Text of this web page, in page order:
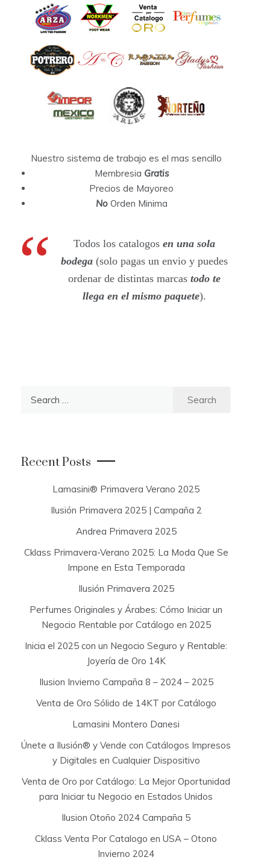
Nuestro sistema de trabajo es el mas sencillo
Membresia Gratis
Precios de Mayoreo
NoOrden Minima
Todos los catalogos en una sola
bodega (solo pagas un envio y puedes
ordenar de distintas marcastodo te
llega en el mismo paquete).
r
:
Recent Posts
Lamasini® Primavera Verano 2025
Ilusión Primavera 2025 | Campaña 2
Andrea Primavera 2025
Cklass Primavera-Verano 2025: La Moda Que Se
Impone en Esta Temporada
Ilusión Primavera 2025
Perfumes Originales y Árabes: Cómo Iniciar un
Negocio Rentable por Catálogo en 2025
Inicia el 2025 con un Negocio Seguro y Rentable:
Joyería de Oro 14K
Ilusion Invierno Campaña 8 – 2024 – 2025
Venta de Oro Sólido de 14KT por Catálogo
Lamasini Montero Danesi
Únete a Ilusión® y Vende con Catálogos Impresos
y Digitales en Cualquier Dispositivo
Venta de Oro por Catálogo: La Mejor Oportunidad
para Iniciar tu Negocio en Estados Unidos
Ilusion Otoño 2024 Campaña 5
Cklass Venta Por Catalogo en USA – Otono
Invierno 2024